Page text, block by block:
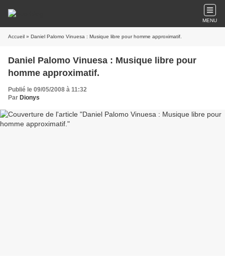
MENU
Accueil » Daniel Palomo Vinuesa : Musique libre pour homme approximatif.
Daniel Palomo Vinuesa : Musique libre pour
homme approximatif.
Publié le 09/05/2008 à 11:32
Par Dionys